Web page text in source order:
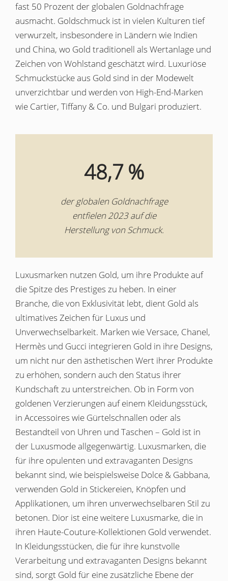
fast 50 Prozent der globalen Goldnachfrage
ausmacht. Goldschmuck ist in vielen Kulturen tief
verwurzelt, insbesondere in Ländern wie Indien
und China, wo Gold traditionell als Wertanlage und
Zeichen von Wohlstand geschätzt wird. Luxuriöse
Schmuckstücke aus Gold sind in der Modewelt
unverzichtbar und werden von High-End-Marken
wie Cartier, Tiffany & Co. und Bulgari produziert.
48,7 %
der globalen Goldnachfrage
entfielen 2023 auf die
Herstellung von Schmuck.
Luxusmarken nutzen Gold, um ihre Produkte auf
die Spitze des Prestiges zu heben. In einer
Branche, die von Exklusivität lebt, dient Gold als
ultimatives Zeichen für Luxus und
Unverwechselbarkeit. Marken wie Versace, Chanel,
Hermès und Gucci integrieren Gold in ihre Designs,
um nicht nur den ästhetischen Wert ihrer Produkte
zu erhöhen, sondern auch den Status ihrer
Kundschaft zu unterstreichen. Ob in Form von
goldenen Verzierungen auf einem Kleidungsstück,
in Accessoires wie Gürtelschnallen oder als
Bestandteil von Uhren und Taschen – Gold ist in
der Luxusmode allgegenwärtig. Luxusmarken, die
für ihre opulenten und extravaganten Designs
bekannt sind, wie beispielsweise Dolce & Gabbana,
verwenden Gold in Stickereien, Knöpfen und
Applikationen, um ihren unverwechselbaren Stil zu
betonen. Dior ist eine weitere Luxusmarke, die in
ihren Haute-Couture-Kollektionen Gold verwendet.
In Kleidungsstücken, die für ihre kunstvolle
Verarbeitung und extravaganten Designs bekannt
sind, sorgt Gold für eine zusätzliche Ebene der